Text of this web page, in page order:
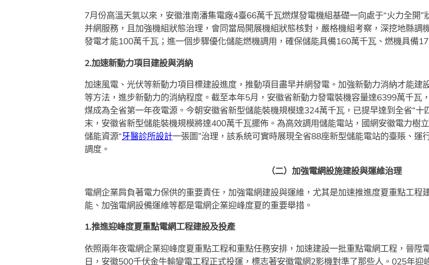
7月份高溫天氣以來，安徽淮南潘集電廠4臺66萬千瓦燃煤發電機組基礎一向處于“火力全開
并網服務，且加強機組狀態治理，會同當局開展機組狀態核對，嚴格機組考察，深挖地縣調
發電才能100萬千瓦；進一個步驟優化儲能燃機調用，確保儲能具備160萬千瓦、燃機具備
2.加速新動力項目建設與消納
加速風電、光伏等新動力項目標建設進度，推動項目盡早并網發電。加強新動力消納才能建
等方法，進步新動力的消納程度。截至本年5月，安徽省新動力發電裝機容量達6399萬千瓦
煤成為全省第一年夜電源。今朝安徽省新型儲能裝機規模達324萬千瓦，已提早達到全省“十
末，安徽省新型儲能裝機規模將達400萬千瓦擺佈。為高效調用儲能電站，國網安徽電力樹
儲能資源“牙醫診所設計一張圖”治理，該系統可實時展現全省88座新型儲能電站的臺賬、運
調度。
（二）加強電網設施建設與運維治理
電網企業肩負著電力保供的重要責任，加強電網建設與運維，尤其是加速推進度夏重點工程
能、加強電網設備運維等都是電網企業迎峰度夏的重要舉措。
1.推進迎峰度夏重點電網工程建設及投產
依照兩年夜電網企業迎峰度夏重點工程和重點任務安排，加速建設一批重點電網工程，晉陞
日，安徽500千伏金牛輸變電工程正式投運，標志著安徽電網2影機對準了那些人。025年